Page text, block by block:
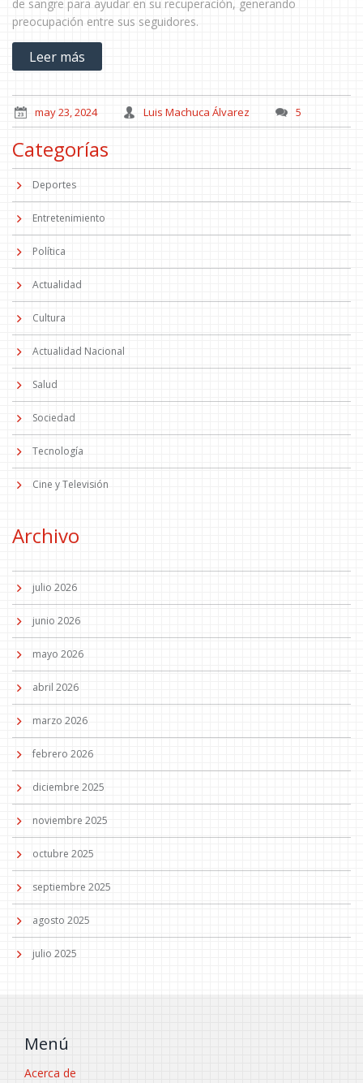
de sangre para ayudar en su recuperación, generando
preocupación entre sus seguidores.
Leer más
may 23, 2024 Luis Machuca Álvarez 5
Categorías
Deportes
Entretenimiento
Política
Actualidad
Cultura
Actualidad Nacional
Salud
Sociedad
Tecnología
Cine y Televisión
Archivo
julio 2026
junio 2026
mayo 2026
abril 2026
marzo 2026
febrero 2026
diciembre 2025
noviembre 2025
octubre 2025
septiembre 2025
agosto 2025
julio 2025
Menú
Acerca de